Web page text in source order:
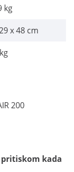
kg
x 48 cm
200
pritiskom kada